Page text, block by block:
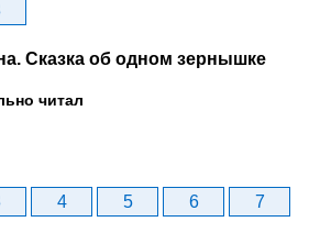
Сказка об одном зернышке
читал
4 5 6 7